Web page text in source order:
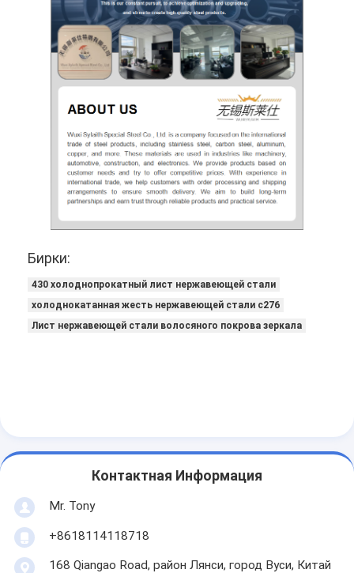
Бирки:
430 холоднопрокатный лист нержавеющей стали
холоднокатанная жесть нержавеющей стали c276
Лист нержавеющей стали волосяного покрова зеркала
Контактная Информация
Mr. Tony
+8618114118718
168 Qiangao Road, район Лянси, город Вуси, Китай